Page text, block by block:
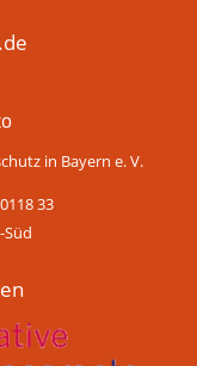
in Bayern e. V.
33